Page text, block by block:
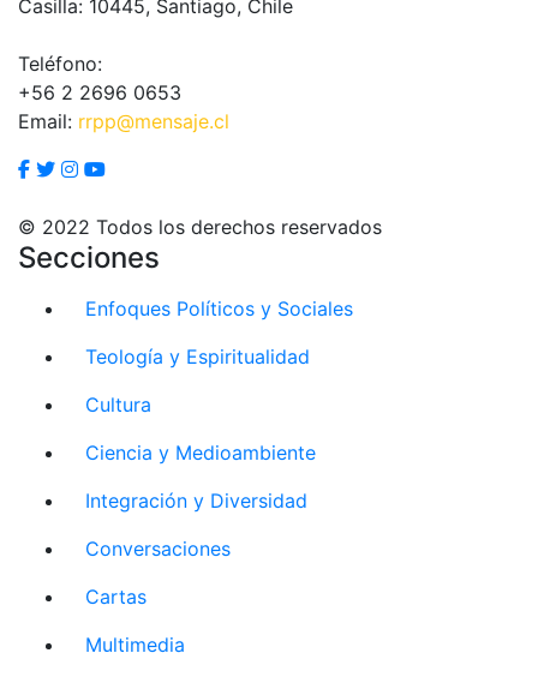
Casilla: 10445, Santiago, Chile
Teléfono:
+56 2 2696 0653
Email: rrpp@mensaje.cl
© 2022 Todos los derechos reservados
Secciones
Enfoques Políticos y Sociales
Teología y Espiritualidad
Cultura
Ciencia y Medioambiente
Integración y Diversidad
Conversaciones
Cartas
Multimedia